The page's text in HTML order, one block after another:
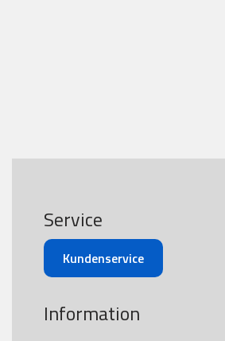
Service
Kundenservice
Information